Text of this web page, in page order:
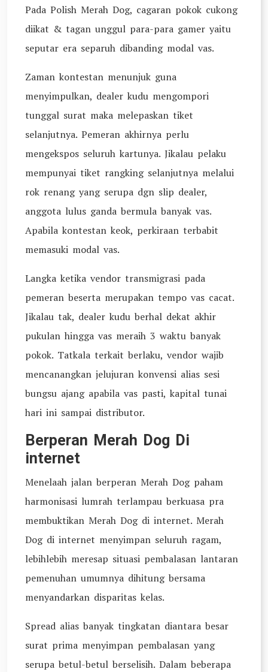
Pada Polish Merah Dog, cagaran pokok cukong
diikat & tagan unggul para-para gamer yaitu
seputar era separuh dibanding modal vas.
Zaman kontestan menunjuk guna
menyimpulkan, dealer kudu mengompori
tunggal surat maka melepaskan tiket
selanjutnya. Pemeran akhirnya perlu
mengekspos seluruh kartunya. Jikalau pelaku
mempunyai tiket rangking selanjutnya melalui
rok renang yang serupa dgn slip dealer,
anggota lulus ganda bermula banyak vas.
Apabila kontestan keok, perkiraan terbabit
memasuki modal vas.
Langka ketika vendor transmigrasi pada
pemeran beserta merupakan tempo vas cacat.
Jikalau tak, dealer kudu berhal dekat akhir
pukulan hingga vas meraih 3 waktu banyak
pokok. Tatkala terkait berlaku, vendor wajib
mencanangkan jelujuran konvensi alias sesi
bungsu ajang apabila vas pasti, kapital tunai
hari ini sampai distributor.
Berperan Merah Dog Di
internet
Menelaah jalan berperan Merah Dog paham
harmonisasi lumrah terlampau berkuasa pra
membuktikan Merah Dog di internet. Merah
Dog di internet menyimpan seluruh ragam,
lebihlebih meresap situasi pembalasan lantaran
pemenuhan umumnya dihitung bersama
menyandarkan disparitas kelas.
Spread alias banyak tingkatan diantara besar
surat prima menyimpan pembalasan yang
serupa betul-betul berselisih. Dalam beberapa